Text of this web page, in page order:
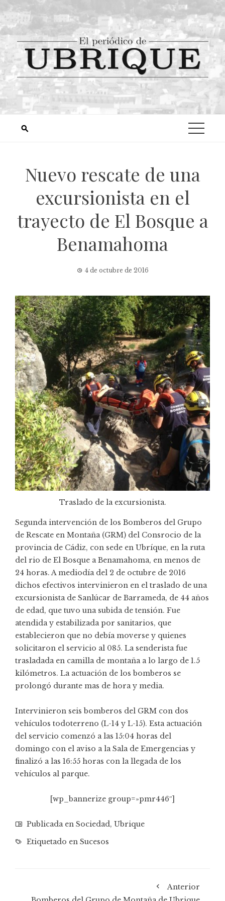
Nuevo rescate de una
excursionista en el
trayecto de El Bosque a
Benamahoma
4 de octubre de 2016
Traslado de la excursionista.
Segunda intervención de los Bomberos del Grupo
de Rescate en Montaña (GRM) del Consrocio de la
provincia de Cádiz, con sede en Ubríque, en la ruta
del rio de El Bosque a Benamahoma, en menos de
24 horas. A mediodía del 2 de octubre de 2016
dichos efectivos intervinieron en el traslado de una
excursionista de Sanlúcar de Barrameda, de 44 años
de edad, que tuvo una subida de tensión. Fue
atendida y estabilizada por sanitarios, que
establecieron que no debía moverse y quienes
solicitaron el servicio al 085. La senderista fue
trasladada en camilla de montaña a lo largo de 1.5
kilómetros. La actuación de los bomberos se
prolongó durante mas de hora y media.
Intervinieron seis bomberos del GRM con dos
vehículos todoterreno (L-14 y L-15). Esta actuación
del servicio comenzó a las 15:04 horas del
domingo con el aviso a la Sala de Emergencias y
finalizó a las 16:55 horas con la llegada de los
vehículos al parque.
[wp_bannerize group=»pmr446″]
Publicada en Sociedad, Ubrique
Etiquetado en Sucesos
Anterior